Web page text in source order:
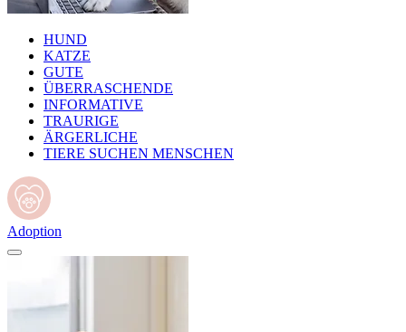
HUND
KATZE
GUTE
ÜBERRASCHENDE
INFORMATIVE
TRAURIGE
ÄRGERLICHE
TIERE SUCHEN MENSCHEN
Adoption